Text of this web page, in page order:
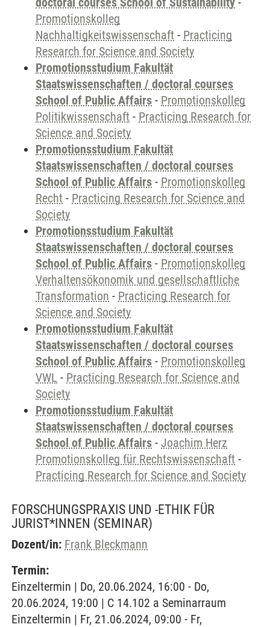
Promotionskolleg
Nachhaltigkeitswissenschaft - Practicing
Research for Science and Society
Promotionsstudium Fakultät
Staatswissenschaften / doctoral courses
School of Public Affairs - Promotionskolleg
Politikwissenschaft - Practicing Research for
Science and Society
Promotionsstudium Fakultät
Staatswissenschaften / doctoral courses
School of Public Affairs - Promotionskolleg
Recht - Practicing Research for Science and
Society
Promotionsstudium Fakultät
Staatswissenschaften / doctoral courses
School of Public Affairs - Promotionskolleg
Verhaltensökonomik und gesellschaftliche
Transformation - Practicing Research for
Science and Society
Promotionsstudium Fakultät
Staatswissenschaften / doctoral courses
School of Public Affairs - Promotionskolleg
VWL - Practicing Research for Science and
Society
Promotionsstudium Fakultät
Staatswissenschaften / doctoral courses
School of Public Affairs - Joachim Herz
Promotionskolleg für Rechtswissenschaft -
Practicing Research for Science and Society
FORSCHUNGSPRAXIS UND -ETHIK FÜR
JURIST*INNEN (SEMINAR)
Dozent/in: Frank Bleckmann
Termin:
Einzeltermin | Do, 20.06.2024, 16:00 - Do,
20.06.2024, 19:00 | C 14.102 a Seminarraum
Einzeltermin | Fr, 21.06.2024, 09:00 - Fr,